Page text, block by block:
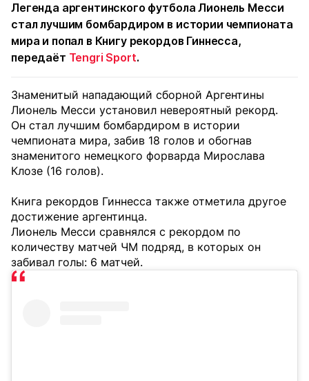
Легенда аргентинского футбола Лионель Месси
стал лучшим бомбардиром в истории чемпионата
мира и попал в Книгу рекордов Гиннесса,
передаёт Tengri Sport.
Знаменитый нападающий сборной Аргентины
Лионель Месси установил невероятный рекорд.
Он стал лучшим бомбардиром в истории
чемпионата мира, забив 18 голов и обогнав
знаменитого немецкого форварда Мирослава
Клозе (16 голов).
Книга рекордов Гиннесса также отметила другое
достижение аргентинца.
Лионель Месси сравнялся с рекордом по
количеству матчей ЧМ подряд, в которых он
забивал голы: 6 матчей.